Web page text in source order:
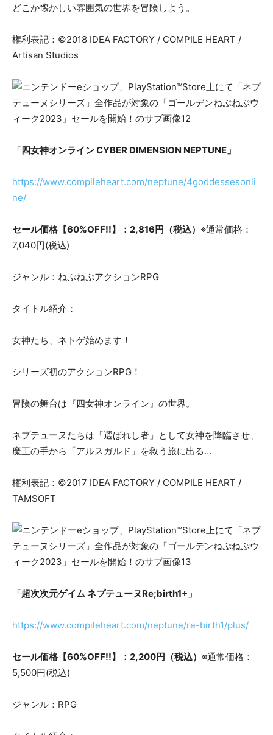
どこか懐かしい雰囲気の世界を冒険しよう。
権利表記：©2018 IDEA FACTORY / COMPILE HEART /
Artisan Studios
「四女神オンライン CYBER DIMENSION NEPTUNE」
https://www.compileheart.com/neptune/4goddessesonli
ne/
セール価格【60%OFF!!】：2,816円（税込） ※通常価格：
7,040円(税込)
ジャンル：ねぷねぷアクションRPG
タイトル紹介：
女神たち、ネトゲ始めます！
シリーズ初のアクションRPG！
冒険の舞台は『四女神オンライン』の世界。
ネプテューヌたちは「選ばれし者」として女神を降臨させ、
魔王の手から「アルスガルド」を救う旅に出る…
権利表記：©2017 IDEA FACTORY / COMPILE HEART /
TAMSOFT
「超次次元ゲイム ネプテューヌRe;birth1+」
https://www.compileheart.com/neptune/re-birth1/plus/
セール価格【60%OFF!!】：2,200円（税込） ※通常価格：
5,500円(税込)
ジャンル：RPG